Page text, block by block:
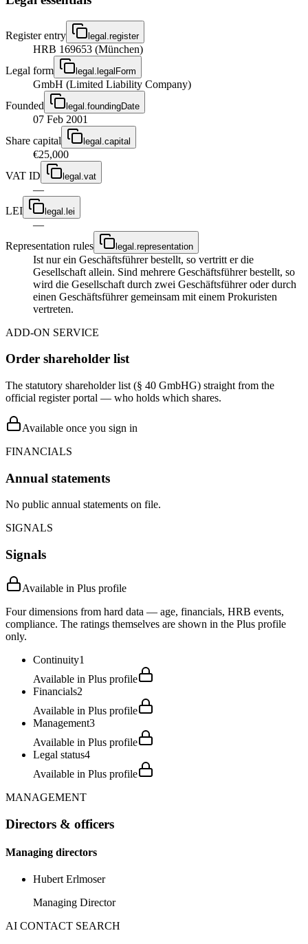
Register entry legal.register
HRB 169653 (München)
Legal form
legal.legalForm
GmbH (Limited Liability Company)
Founded
legal.foundingDate
07 Feb 2001
Share capital
legal.capital
€25,000
VAT ID
legal.vat
—
LEI
legal.lei
—
Representation rules
legal.representation
Ist nur ein Geschäftsführer bestellt, so vertritt er die
Gesellschaft allein. Sind mehrere Geschäftsführer bestellt, so
wird die Gesellschaft durch zwei Geschäftsführer oder durch
einen Geschäftsführer gemeinsam mit einem Prokuristen
vertreten.
ADD-ON SERVICE
Order shareholder list
The statutory shareholder list (§ 40 GmbHG) straight from the
official register portal — who holds which shares.
Available once you sign in
FINANCIALS
Annual statements
No public annual statements on file.
SIGNALS
Signals
Available in Plus profile
Four dimensions from hard data — age, financials, HRB events,
compliance. The ratings themselves are shown in the Plus profile
only.
Continuity1
Available in Plus profile
Financials2
Available in Plus profile
Management3
Available in Plus profile
Legal status4
Available in Plus profile
MANAGEMENT
Directors & officers
Managing directors
Hubert Erlmoser
Managing Director
AI CONTACT SEARCH